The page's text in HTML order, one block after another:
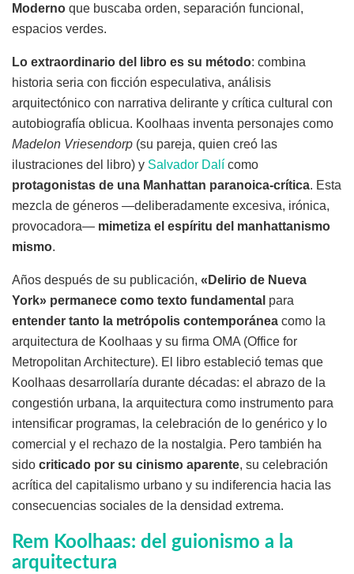
Moderno que buscaba orden, separación funcional,
espacios verdes.
Lo extraordinario del libro es su método: combina
historia seria con ficción especulativa, análisis
arquitectónico con narrativa delirante y crítica cultural con
autobiografía oblicua. Koolhaas inventa personajes como
Madelon Vriesendorp (su pareja, quien creó las
ilustraciones del libro) y Salvador Dalí como
protagonistas de una Manhattan paranoica-crítica. Esta
mezcla de géneros —deliberadamente excesiva, irónica,
provocadora— mimetiza el espíritu del manhattanismo
mismo.
Años después de su publicación, «Delirio de Nueva
York» permanece como texto fundamental para
entender tanto la metrópolis contemporánea como la
arquitectura de Koolhaas y su firma OMA (Office for
Metropolitan Architecture). El libro estableció temas que
Koolhaas desarrollaría durante décadas: el abrazo de la
congestión urbana, la arquitectura como instrumento para
intensificar programas, la celebración de lo genérico y lo
comercial y el rechazo de la nostalgia. Pero también ha
sido criticado por su cinismo aparente, su celebración
acrítica del capitalismo urbano y su indiferencia hacia las
consecuencias sociales de la densidad extrema.
Rem Koolhaas: del guionismo a la
arquitectura